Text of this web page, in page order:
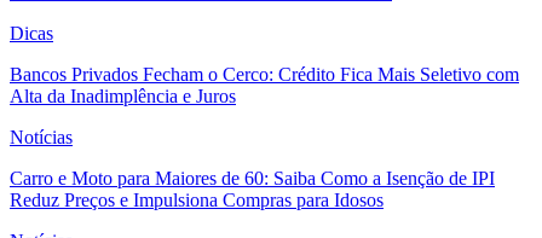
Dicas
Bancos Privados Fecham o Cerco: Crédito Fica Mais Seletivo com
Alta da Inadimplência e Juros
Notícias
Carro e Moto para Maiores de 60: Saiba Como a Isenção de IPI
Reduz Preços e Impulsiona Compras para Idosos